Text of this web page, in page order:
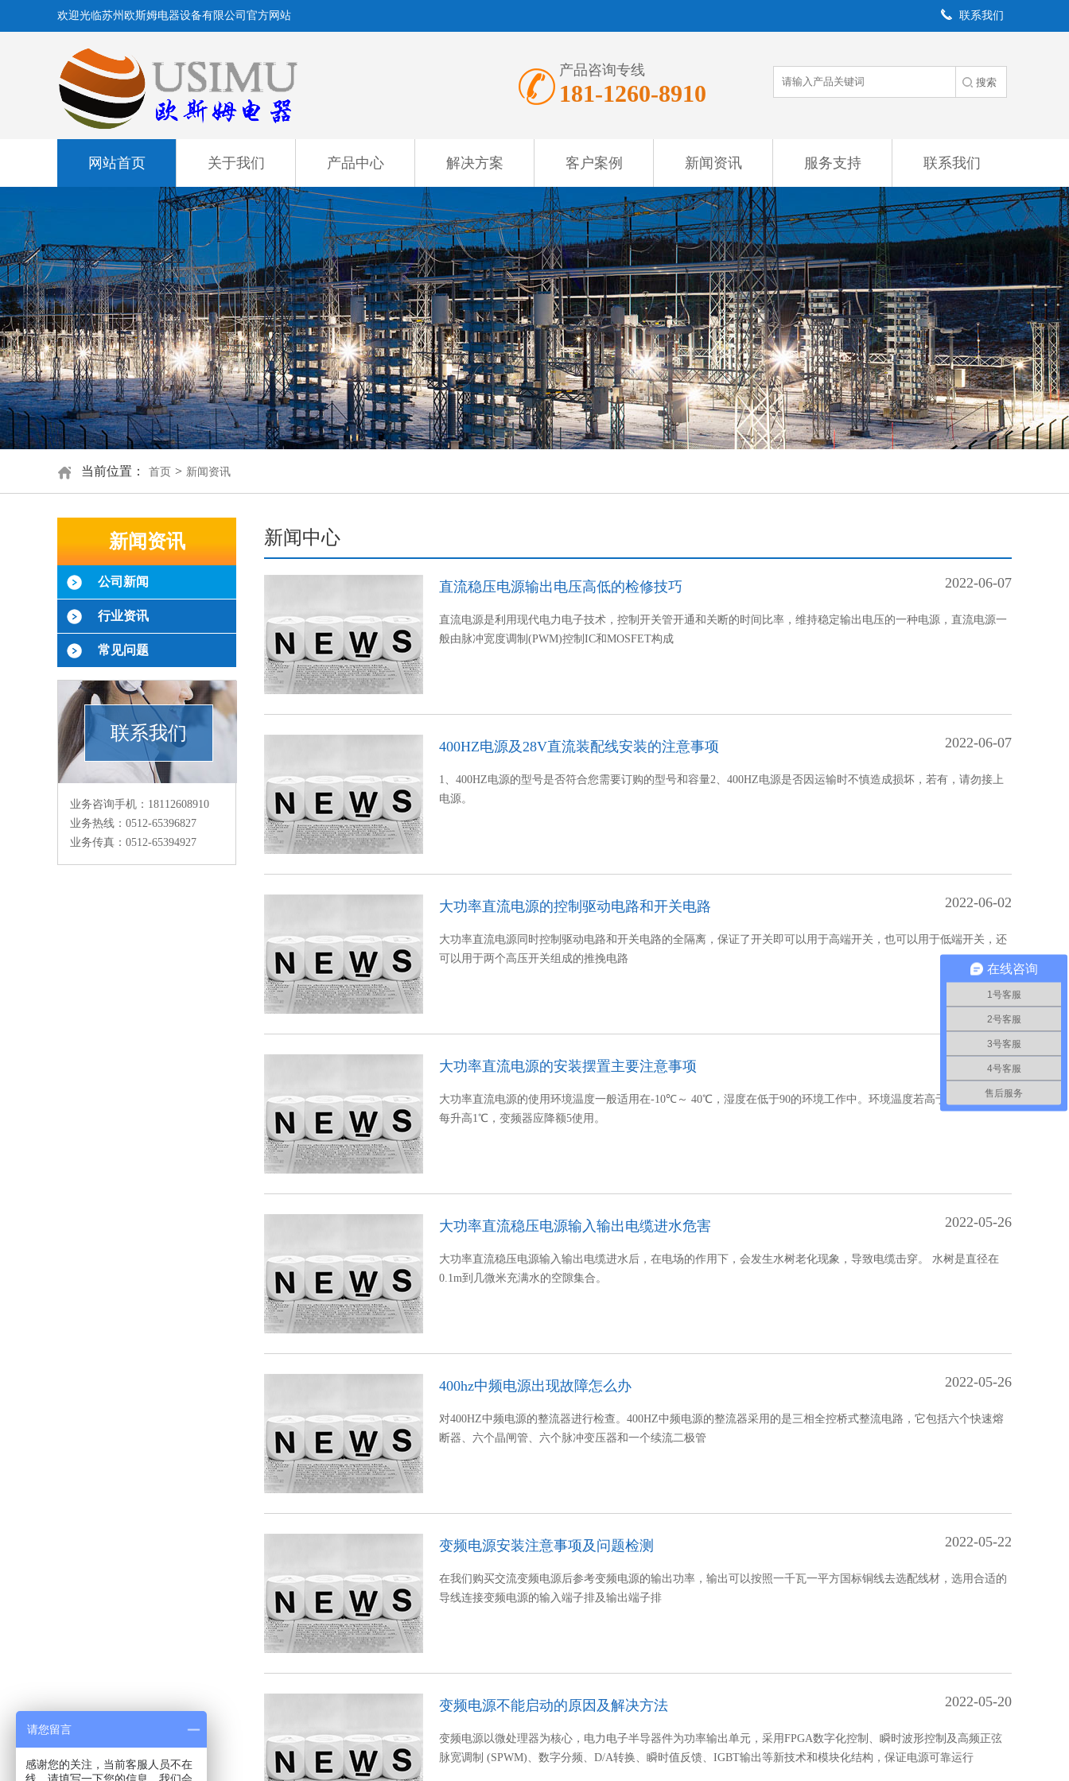
欢迎光临苏州欧斯姆电器设备有限公司官方网站 联系我们
产品咨询专线
181-1260-8910
网站首页 关于我们 产品中心 解决方案 客户案例 新闻资讯 服务支持 联系我们
当前位置： 首页 > 新闻资讯
新闻资讯
公司新闻
行业资讯
常见问题
联系我们
业务咨询手机：18112608910
业务热线：0512-65396827
业务传真：0512-65394927
新闻中心
直流稳压电源输出电压高低的检修技巧 2022-06-07
直流电源是利用现代电力电子技术，控制开关管开通和关断的时间比率，维持稳定输出电压的一种电源，直流电源一
般由脉冲宽度调制(PWM)控制IC和MOSFET构成
400HZ电源及28V直流装配线安装的注意事项 2022-06-07
1、400HZ电源的型号是否符合您需要订购的型号和容量2、400HZ电源是否因运输时不慎造成损坏，若有，请勿接上
电源。
大功率直流电源的控制驱动电路和开关电路 2022-06-02
大功率直流电源同时控制驱动电路和开关电路的全隔离，保证了开关即可以用于高端开关，也可以用于低端开关，还
可以用于两个高压开关组成的推挽电路
大功率直流电源的安装摆置主要注意事项 2022-06-02
大功率直流电源的使用环境温度一般适用在-10℃～ 40℃，湿度在低于90的环境工作中。环境温度若高于40℃时候，
每升高1℃，变频器应降额5使用。
大功率直流稳压电源输入输出电缆进水危害 2022-05-26
大功率直流稳压电源输入输出电缆进水后，在电场的作用下，会发生水树老化现象，导致电缆击穿。 水树是直径在
0.1m到几微米充满水的空隙集合。
400hz中频电源出现故障怎么办 2022-05-26
对400HZ中频电源的整流器进行检查。400HZ中频电源的整流器采用的是三相全控桥式整流电路，它包括六个快速熔
断器、六个晶闸管、六个脉冲变压器和一个续流二极管
变频电源安装注意事项及问题检测 2022-05-22
在我们购买交流变频电源后参考变频电源的输出功率，输出可以按照一千瓦一平方国标铜线去选配线材，选用合适的
导线连接变频电源的输入端子排及输出端子排
变频电源不能启动的原因及解决方法 2022-05-20
变频电源以微处理器为核心，电力电子半导器件为功率输出单元，采用FPGA数字化控制、瞬时波形控制及高频正弦
脉宽调制 (SPWM)、数字分频、D/A转换、瞬时值反馈、IGBT输出等新技术和模块化结构，保证电源可靠运行
在线咨询
1号客服
2号客服
3号客服
4号客服
售后服务
请您留言
感谢您的关注，当前客服人员不在